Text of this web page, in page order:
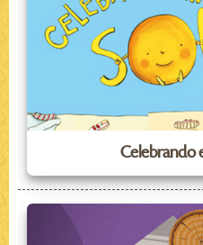
Celebrando